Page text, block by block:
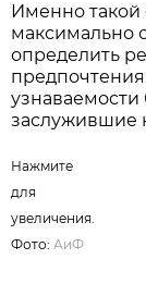
Именно такой
максимально
определить
заслужившие
Нажмите
для
увеличения.
Фото:АиФ